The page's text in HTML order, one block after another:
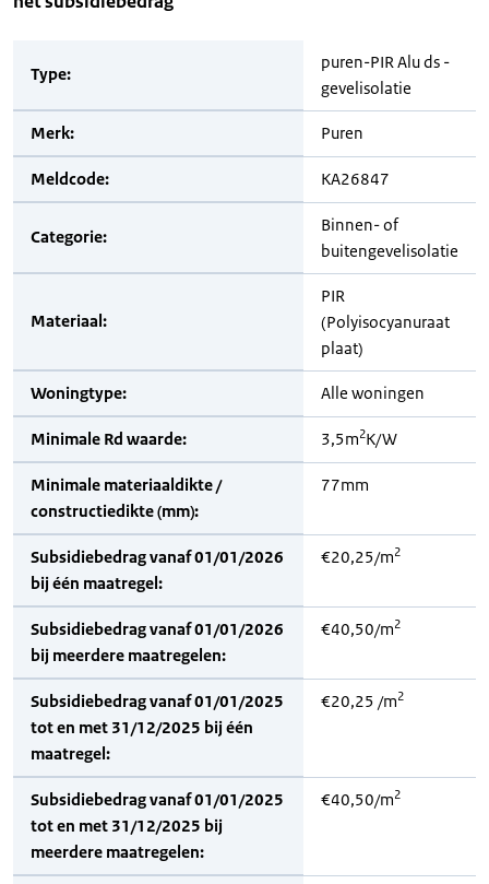
Type:
puren-PIR Alu ds -
gevelisolatie
Merk: Puren
Meldcode: KA26847
Categorie:
Binnen- of
buitengevelisolatie
Materiaal:
PIR
(Polyisocyanuraat
plaat)
Woningtype: Alle woningen
Minimale Rd waarde: 3,5m2K/W
Minimale materiaaldikte /
constructiedikte (mm):
77mm
Subsidiebedrag vanaf 01/01/2026
bij één maatregel:
€20,25/m2
Subsidiebedrag vanaf 01/01/2026
bij meerdere maatregelen:
€40,50/m2
Subsidiebedrag vanaf 01/01/2025
tot en met 31/12/2025 bij één
maatregel:
€20,25 /m2
Subsidiebedrag vanaf 01/01/2025
tot en met 31/12/2025 bij
meerdere maatregelen:
€40,50/m2